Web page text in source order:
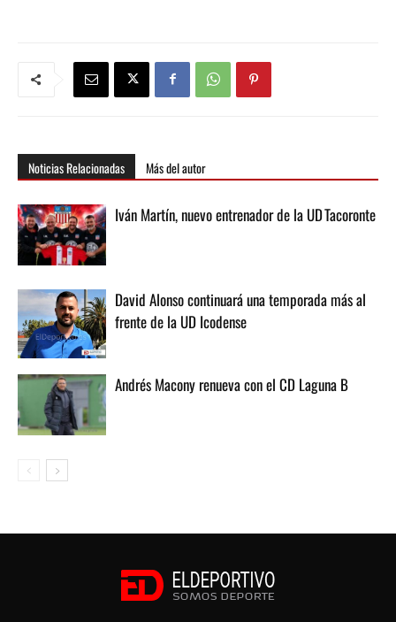
Noticias Relacionadas Más del autor
Iván Martín, nuevo entrenador de la UD Tacoronte
David Alonso continuará una temporada más al
frente de la UD Icodense
Andrés Macony renueva con el CD Laguna B